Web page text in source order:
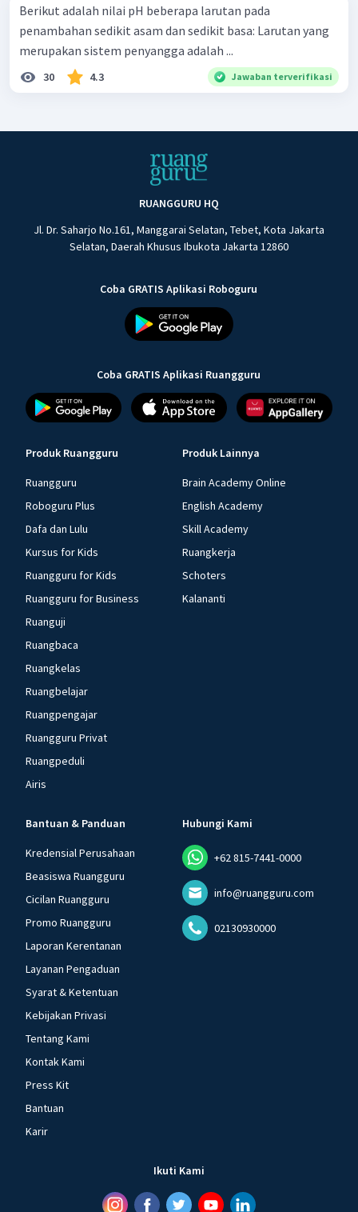
Berikut adalah nilai pH beberapa larutan pada
penambahan sedikit asam dan sedikit basa: Larutan yang
merupakan sistem penyangga adalah ...
30 4.3 Jawaban terverifikasi
RUANGGURU HQ
Jl. Dr. Saharjo No.161, Manggarai Selatan, Tebet, Kota Jakarta
Selatan, Daerah Khusus Ibukota Jakarta 12860
Coba GRATIS Aplikasi Roboguru
Coba GRATIS Aplikasi Ruangguru
Produk Ruangguru
Ruangguru
Roboguru Plus
Dafa dan Lulu
Kursus for Kids
Ruangguru for Kids
Ruangguru for Business
Ruanguji
Ruangbaca
Ruangkelas
Ruangbelajar
Ruangpengajar
Ruangguru Privat
Ruangpeduli
Airis
Produk Lainnya
Brain Academy Online
English Academy
Skill Academy
Ruangkerja
Schoters
Kalananti
Bantuan & Panduan
Kredensial Perusahaan
Beasiswa Ruangguru
Cicilan Ruangguru
Promo Ruangguru
Laporan Kerentanan
Layanan Pengaduan
Syarat & Ketentuan
Kebijakan Privasi
Tentang Kami
Kontak Kami
Press Kit
Bantuan
Karir
Hubungi Kami
+62 815-7441-0000
info@ruangguru.com
02130930000
Ikuti Kami